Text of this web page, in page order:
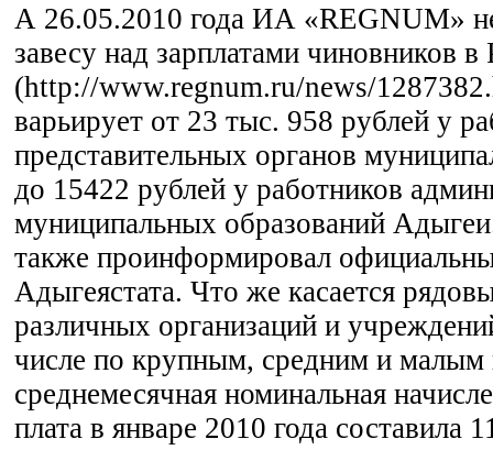
А 26.05.2010 года ИА «REGNUM»
завесу над зарплатами чиновников в
(http://www.regnum.ru/news/
варьирует от 23 тыс. 958 рублей у
представительных органов
до 15422 рублей у работников
муниципальных образований
также проинформировал
Адыгеястата. Что же касается
различных организаций и
числе по крупным, средним и малым
среднемесячная номинальная
плата в январе 2010 года составила